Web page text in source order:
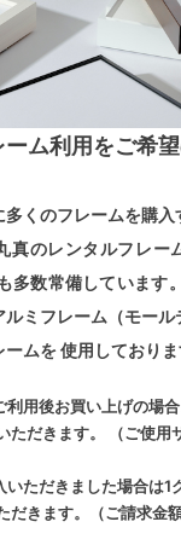
ム利用をご希
くのフレームを購入
真のレンタルフレー
多数常備しています
ミフレーム（モール
ムを 使用しておりま
用後お買い上げの場
ただきます。 （ご使用
ただきました場合は1
だきます。（ご請求金